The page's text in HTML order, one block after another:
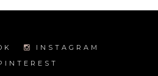
INSTAGRAM